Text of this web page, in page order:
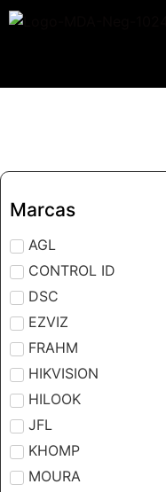
Marcas
AGL
CONTROL ID
DSC
EZVIZ
FRAHM
HIKVISION
HILOOK
JFL
KHOMP
MOURA